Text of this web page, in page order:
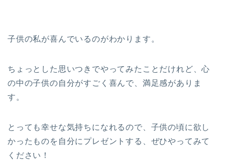
子供の私が喜んでいるのがわかります。
ちょっとした思いつきでやってみたことだけれど、心
の中の子供の自分がすごく喜んで、満足感がありま
す。
とっても幸せな気持ちになれるので、子供の頃に欲し
かったものを自分にプレゼントする、ぜひやってみて
ください！